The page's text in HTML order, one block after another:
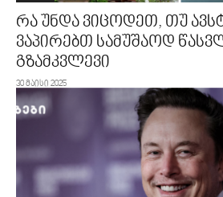
რა უნდა ვიცოდეთ, თუ
ვაპირებთ სამუშაოდ
გზამკვლევი
30 მაისი 2025